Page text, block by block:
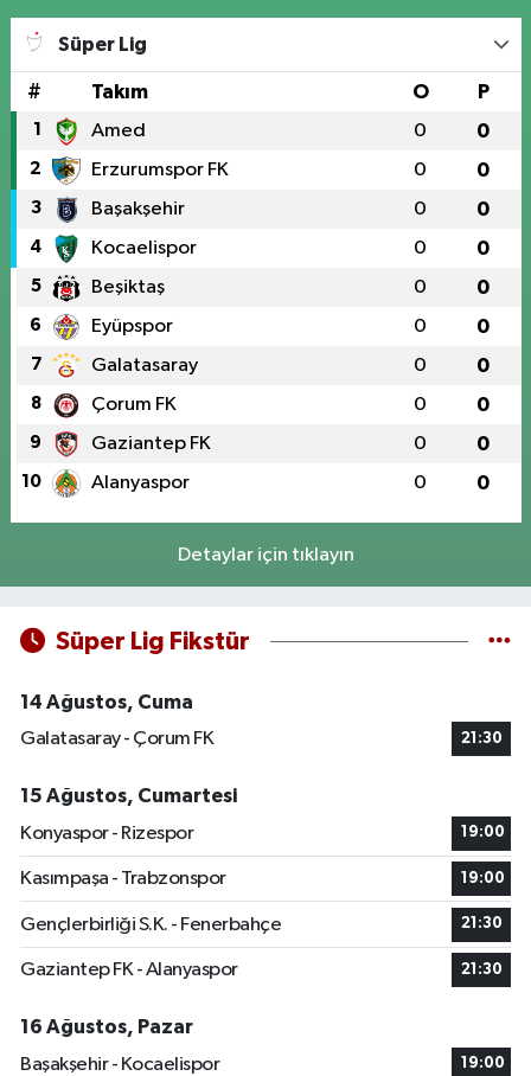
Süper Lig
# Takım O P
1 Amed 0 0
2 Erzurumspor FK 0 0
3 Başakşehir 0 0
4 Kocaelispor 0 0
5 Beşiktaş 0 0
6 Eyüpspor 0 0
7 Galatasaray 0 0
8 Çorum FK 0 0
9 Gaziantep FK 0 0
10 Alanyaspor 0 0
Detaylar için tıklayın
Süper Lig Fikstür
14 Ağustos, Cuma
Galatasaray - Çorum FK
21:30
15 Ağustos, Cumartesi
Konyaspor - Rizespor
19:00
Kasımpaşa - Trabzonspor 19:00
Gençlerbirliği S.K. - Fenerbahçe 21:30
Gaziantep FK - Alanyaspor 21:30
16 Ağustos, Pazar
Başakşehir - Kocaelispor
19:00